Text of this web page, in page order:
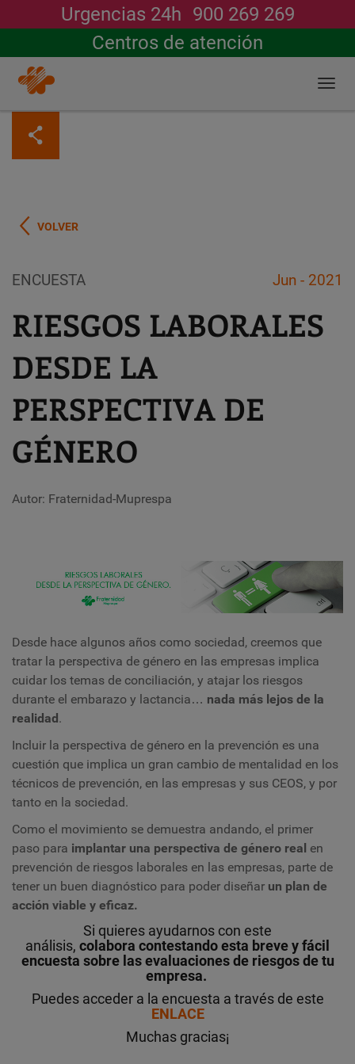
contenido
principal
Urgencias 24h 900 269 269
Centros de atención
Buscar
VOLVER
ENCUESTA Jun - 2021
RIESGOS LABORALES
DESDE LA
PERSPECTIVA DE
GÉNERO
Autor: Fraternidad-Muprespa
Desde hace algunos años como sociedad, creemos que
tratar la perspectiva de género en las empresas implica
cuidar los temas de conciliación, y atajar los riesgos
durante el embarazo y lactancia… nada más lejos de la
realidad.
Incluir la perspectiva de género en la prevención es una
cuestión que implica un gran cambio de mentalidad en los
técnicos de prevención, en las empresas y sus CEOS, y por
tanto en la sociedad.
Como el movimiento se demuestra andando, el primer
paso para implantar una perspectiva de género real en
prevención de riesgos laborales en las empresas, parte de
tener un buen diagnóstico para poder diseñar un plan de
acción viable y eficaz.
Si quieres ayudarnos con este
análisis, colabora contestando esta breve y fácil
encuesta sobre las evaluaciones de riesgos de tu
empresa.
Puedes acceder a la encuesta a través de este
ENLACE
Muchas gracias¡